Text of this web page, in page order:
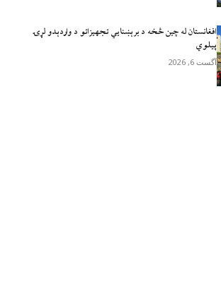
افغانستان له چين څخه د برېښنايي تجهيزاتو د واردېدو لړۍ
پيلوي
آگست 6, 2026